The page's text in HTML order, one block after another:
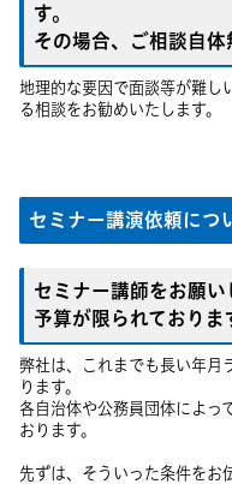
す。
その場合、ご相談自
地理的な要因で面談等が難
る相談をお勧めいたします。
セミナー講演依頼につ
セミナー講師をお願
予算が限られておりま
弊社は、これまでも長い年月
ります。
各自治体や公務員団体によっ
おります。
先ずは、そういった条件をお